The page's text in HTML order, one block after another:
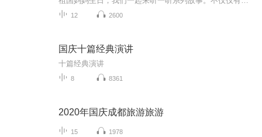
12 2600
国庆十篇经典演讲
十篇经典演讲
8 8361
2020年国庆成都旅游旅游
15 1978